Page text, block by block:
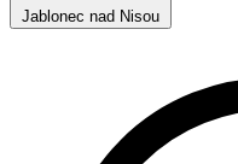
Jablonec nad Nisou